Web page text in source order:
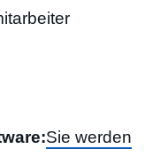
Sie werden